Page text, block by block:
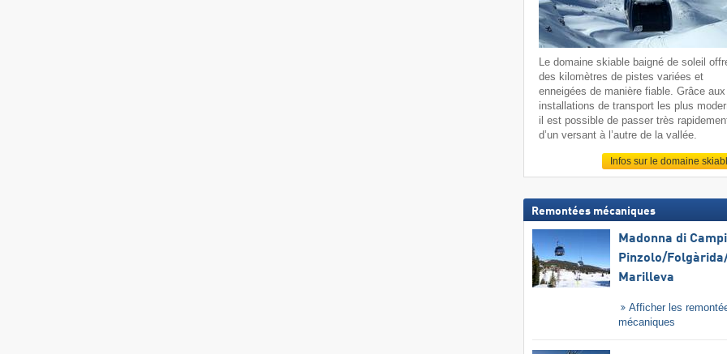
Le domaine skiable baigné de soleil
des kilomètres de pistes variées et
enneigées de manière fiable. Grâce aux
installations de transport les plus
il est possible de passer très
d’un versant à l’autre de la vallée.
Infos sur le domaine
Remontées mécaniques
Madonna di
Pinzolo/​
Marilleva
Afficher les
mécaniques